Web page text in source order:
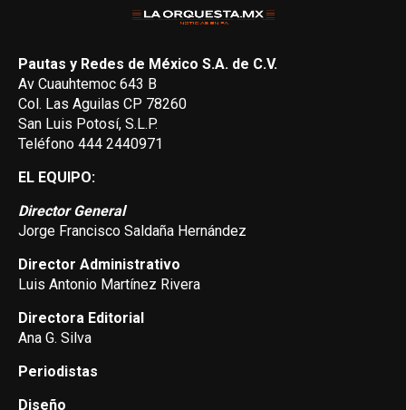
Pautas y Redes de México S.A. de C.V.
Av Cuauhtemoc 643 B
Col. Las Aguilas CP 78260
San Luis Potosí, S.L.P.
Teléfono 444 2440971
EL EQUIPO:
Director General
Jorge Francisco Saldaña Hernández
Director Administrativo
Luis Antonio Martínez Rivera
Directora Editorial
Ana G. Silva
Periodistas
Diseño